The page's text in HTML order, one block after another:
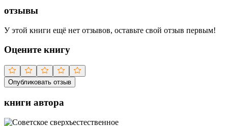
отзывы
У этой книги ещё нет отзывов, оставьте свой отзыв первым!
Оцените книгу
Опубликовать отзыв
книги автора